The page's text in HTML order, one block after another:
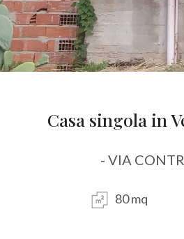
Casa singola in
- VIA
80 mq